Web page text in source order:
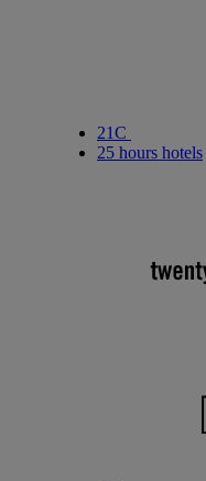
21C
25 hours hotels